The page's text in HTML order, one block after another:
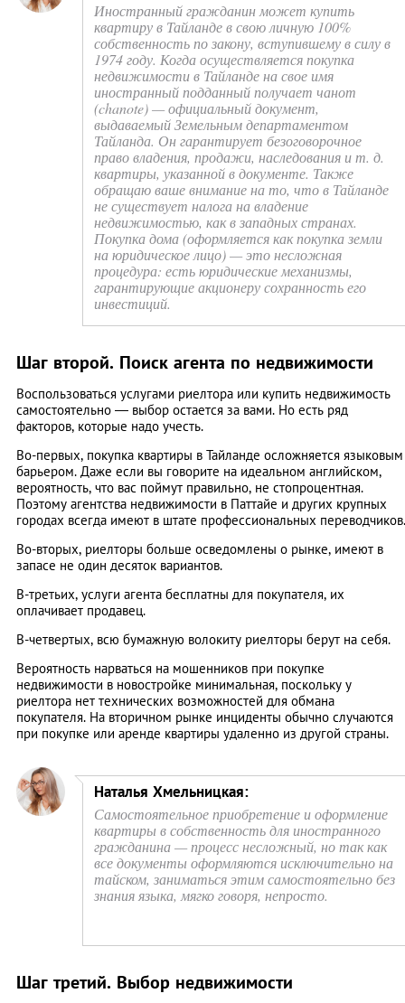
Иностранный гражданин может купить
квартиру в Тайланде в свою личную 100%
собственность по закону, вступившему в силу в
1974 году. Когда осуществляется покупка
недвижимости в Тайланде на свое имя
иностранный подданный получает чанот
(chanote) — официальный документ,
выдаваемый Земельным департаментом
Тайланда. Он гарантирует безоговорочное
право владения, продажи, наследования и т. д.
квартиры, указанной в документе. Также
обращаю ваше внимание на то, что в Тайланде
не существует налога на владение
недвижимостью, как в западных странах.
Покупка дома (оформляется как покупка земли
на юридическое лицо) — это несложная
процедура: есть юридические механизмы,
гарантирующие акционеру сохранность его
инвестиций.
Шаг второй. Поиск агента по недвижимости
Воспользоваться услугами риелтора или купить недвижимость
самостоятельно — выбор остается за вами. Но есть ряд
факторов, которые надо учесть.
Во-первых, покупка квартиры в Тайланде осложняется языковым
барьером. Даже если вы говорите на идеальном английском,
вероятность, что вас поймут правильно, не стопроцентная.
Поэтому агентства недвижимости в Паттайе и других крупных
городах всегда имеют в штате профессиональных переводчиков.
Во-вторых, риелторы больше осведомлены о рынке, имеют в
запасе не один десяток вариантов.
В-третьих, услуги агента бесплатны для покупателя, их
оплачивает продавец.
В-четвертых, всю бумажную волокиту риелторы берут на себя.
Вероятность нарваться на мошенников при покупке
недвижимости в новостройке минимальная, поскольку у
риелтора нет технических возможностей для обмана
покупателя. На вторичном рынке инциденты обычно случаются
при покупке или аренде квартиры удаленно из другой страны.
Наталья Хмельницкая:
Самостоятельное приобретение и оформление
квартиры в собственность для иностранного
гражданина — процесс несложный, но так как
все документы оформляются исключительно на
тайском, заниматься этим самостоятельно без
знания языка, мягко говоря, непросто.
Шаг третий. Выбор недвижимости